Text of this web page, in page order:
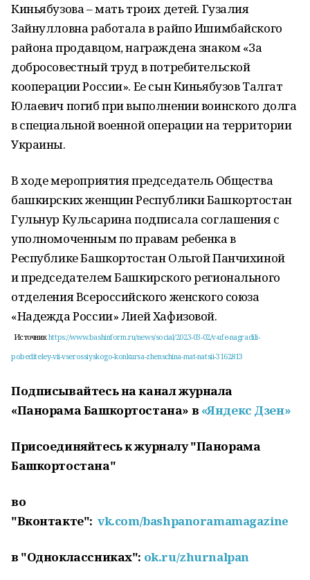
Киньябузова – мать троих детей. Гузалия
Зайнулловна работала в райпо Ишимбайского
района продавцом, награждена знаком «За
добросовестный труд в потребительской
кооперации России». Ее сын Киньябузов Талгат
Юлаевич погиб при выполнении воинского долга
в специальной военной операции на территории
Украины.
В ходе мероприятия председатель Общества
башкирских женщин Республики Башкортостан
Гульнур Кульсарина подписала соглашения с
уполномоченным по правам ребенка в
Республике Башкортостан Ольгой Панчихиной
и председателем Башкирского регионального
отделения Всероссийского женского союза
«Надежда России» Лией Хафизовой.
Источникhttps://www.bashinform.ru/news/social/2023-03-02/v-ufe-nagradili-
pobediteley-vii-vserossiyskogo-konkursa-zhenschina-mat-natsii-3162813
Подписывайтесь на канал журнала
«Панорама Башкортостана» в «Яндекс Дзен»
Присоединяйтесь к журналу "Панорама
Башкортостана"
во
"Вконтакте":vk.com/bashpanoramamagazine
в "Одноклассниках": ok.ru/zhurnalpan